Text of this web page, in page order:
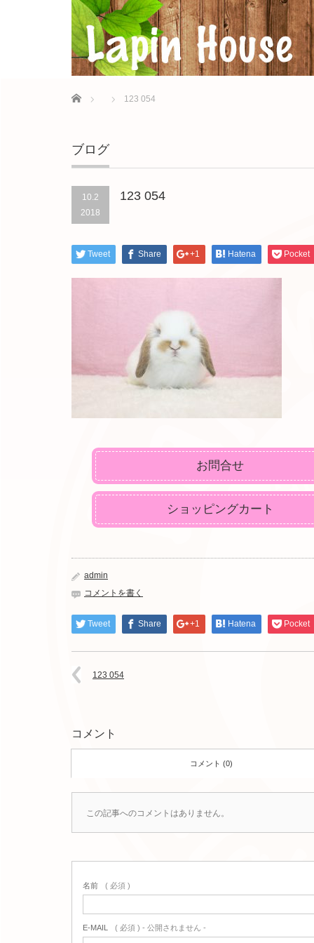
Home 123 054
ブログ
10.2
2018
123 054
Tweet Share +1 Hatena Pocket
お問合せ
ショッピングカート
admin
コメントを書く
Tweet Share +1 Hatena Pocket
123 054
コメント
コメント (0)
この記事へのコメントはありません。
名前 ( 必須 )
E-MAIL ( 必須 ) - 公開されません -